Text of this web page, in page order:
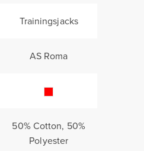
Trainingsjacks
AS Roma
50% Cotton, 50%
Polyester